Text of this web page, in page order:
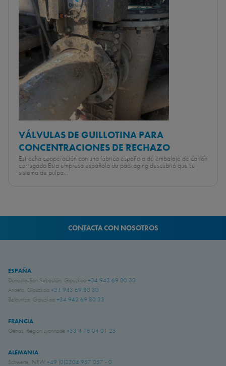
VÁLVULAS DE GUILLOTINA PARA
CONCENTRACIONES DE RECHAZO
Estrecha cooperación con una fábrica española de embalaje de cartón
corrugado Esta empresa española de packaging descubrió que su
sistema de pulpa...
CONTACTA CON NOSOTROS
ESPAÑA
Donostia-San Sebastián, Gipuzkoa +34 943 69 80 30
Anoeta, Gipuzkoa +34 943 69 80 30
Belauntza, Gipuzkoa +34 943 69 80 33
FRANCIA
Genas, Region Lyonnaise +33 4 78 04 01 25
ALEMANIA
Schwerte, NRW +49 (0)2304 957 057 - 0